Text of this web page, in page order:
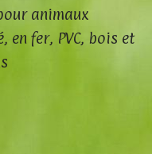
animaux
en fer, PVC, bois et